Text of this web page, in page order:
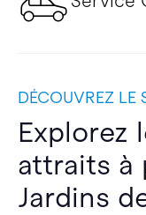
DÉCOUVREZ LE
Explorez
attraits à
Jardins